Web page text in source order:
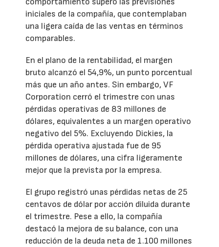
iniciales de la compañía, que contemplaban
una ligera caída de las ventas en términos
comparables.
En el plano de la rentabilidad, el margen
bruto alcanzó el 54,9%, un punto porcentual
más que un año antes. Sin embargo, VF
Corporation cerró el trimestre con unas
pérdidas operativas de 83 millones de
dólares, equivalentes a un margen operativo
negativo del 5%. Excluyendo Dickies, la
pérdida operativa ajustada fue de 95
millones de dólares, una cifra ligeramente
mejor que la prevista por la empresa.
El grupo registró unas pérdidas netas de 25
centavos de dólar por acción diluida durante
el trimestre. Pese a ello, la compañía
destacó la mejora de su balance, con una
reducción de la deuda neta de 1.100 millones